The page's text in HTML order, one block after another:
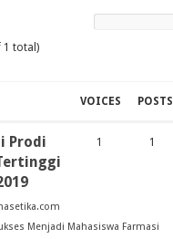
1 total)
VOICES POSTS
Prodi
Menjadi Mahasiswa Farmasi
1 1